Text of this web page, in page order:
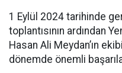
1 Eylül 2024 tarihinde
toplantısının ardından
Hasan Ali Meydan’ın
dönemde önemli